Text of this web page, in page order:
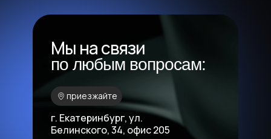
по любым вопросам:
Мы на связи
г. Екатеринбург, ул.
Белинского, 34, офис 205
приезжайте